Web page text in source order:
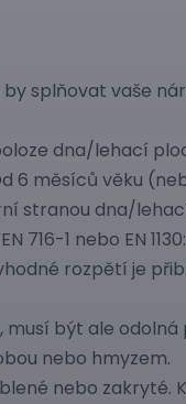
splňovat vaše
dna/lehací
6 měsíců věku
stranou dna/
716-1 nebo EN
rozpětí je
být ale
nebo hmyzem.
nebo